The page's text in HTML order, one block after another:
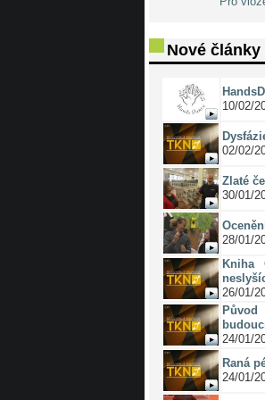
Nové články
10/02/
02/02/
Zlaté
30/01/
28/01/
Kniha
26/01/
24/01/
Raná
24/01/